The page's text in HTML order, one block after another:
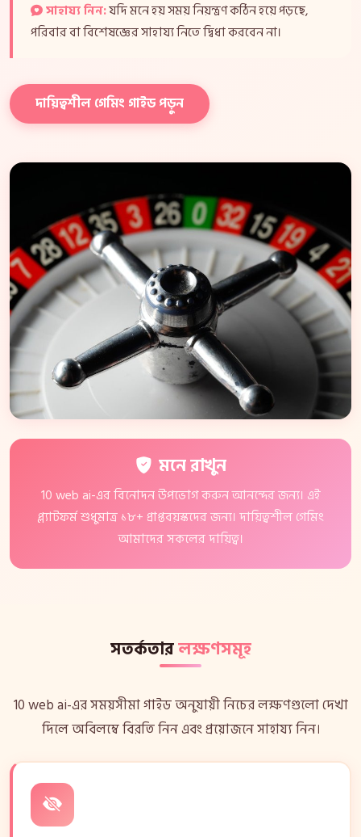
সাহায্য নিন:যদি মনে হয় সময় নিয়ন্ত্রণ কঠিন হয়ে পড়ছে,
পরিবার বা বিশেষজ্ঞের সাহায্য নিতে দ্বিধা করবেন না।
দায়িত্বশীল গেমিং গাইড পড়ুন
মনে রাখুন
10 web ai-এর বিনোদন উপভোগ করুন আনন্দের জন্য। এই
প্ল্যাটফর্ম শুধুমাত্র ১৮+ প্রাপ্তবয়স্কদের জন্য। দায়িত্বশীল গেমিং
আমাদের সকলের দায়িত্ব।
সতর্কতারলক্ষণসমূহ
10 web ai-এর সময়সীমা গাইড অনুযায়ী নিচের লক্ষণগুলো দেখা
দিলে অবিলম্বে বিরতি নিন এবং প্রয়োজনে সাহায্য নিন।